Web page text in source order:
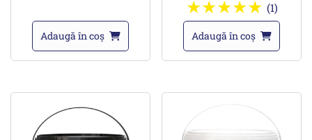
Adaugă în coș
(1)
Adaugă în coș